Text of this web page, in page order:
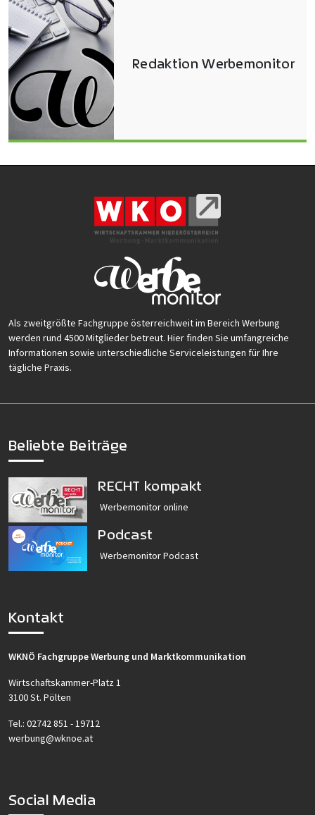
Redaktion Werbemonitor
Als zweitgrößte Fachgruppe österreichweit im Bereich Werbung
werden rund 4500 Mitglieder betreut. Hier finden Sie umfangreiche
Informationen sowie unterschiedliche Serviceleistungen für Ihre
tägliche Praxis.
Beliebte Beiträge
RECHT kompakt
Werbemonitor online
Podcast
Werbemonitor Podcast
Kontakt
WKNÖ Fachgruppe Werbung und Marktkommunikation
Wirtschaftskammer-Platz 1
3100 St. Pölten
Tel.: 02742 851 - 19712
werbung@wknoe.at
Social Media